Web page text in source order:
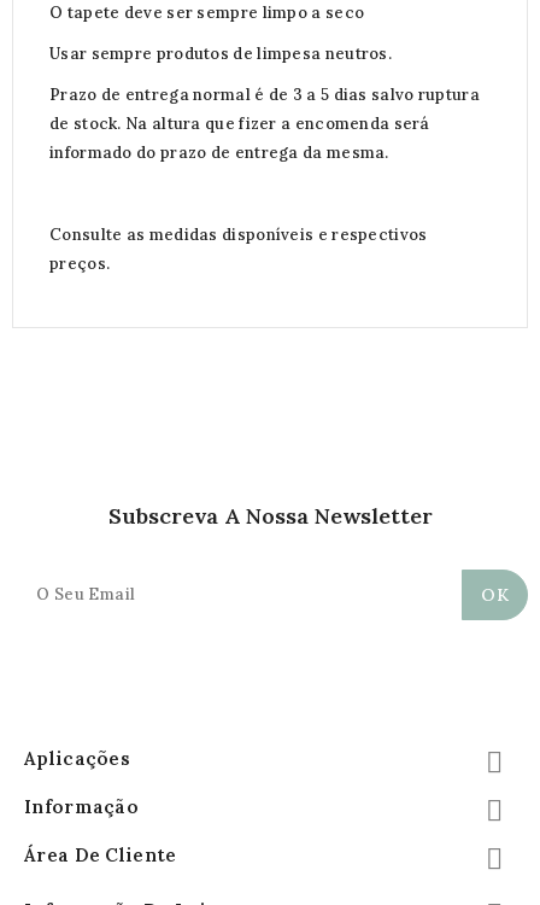
O tapete deve ser sempre limpo a seco
Usar sempre produtos de limpesa neutros.
Prazo de entrega normal é de 3 a 5 dias salvo ruptura
de stock. Na altura que fizer a encomenda será
informado do prazo de entrega da mesma.
Consulte as medidas disponíveis e respectivos
preços.
Subscreva A Nossa Newsletter
Aplicações 
Informação 
Área De Cliente 